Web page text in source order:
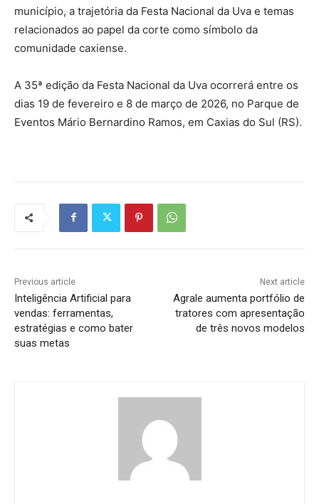
município, a trajetória da Festa Nacional da Uva e temas
relacionados ao papel da corte como símbolo da
comunidade caxiense.
A 35ª edição da Festa Nacional da Uva ocorrerá entre os
dias 19 de fevereiro e 8 de março de 2026, no Parque de
Eventos Mário Bernardino Ramos, em Caxias do Sul (RS).
Previous article
Inteligência Artificial para
vendas: ferramentas,
estratégias e como bater
suas metas
Next article
Agrale aumenta portfólio de
tratores com apresentação
de três novos modelos